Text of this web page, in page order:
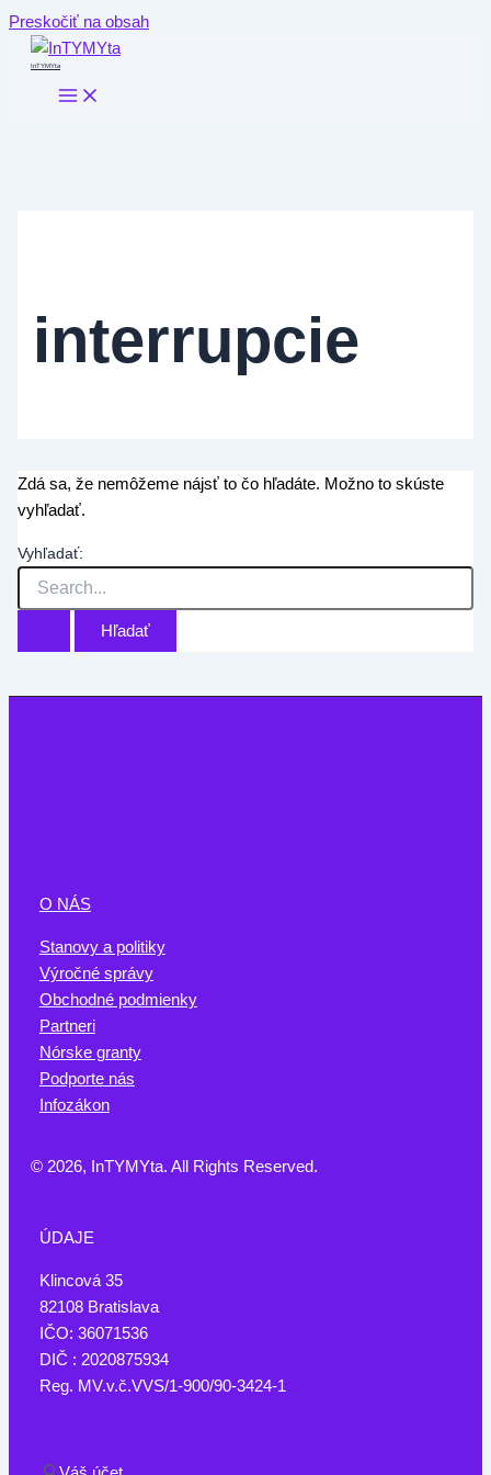
Preskočiť na obsah
InTYMYta
interrupcie
Zdá sa, že nemôžeme nájsť to čo hľadáte. Možno to skúste
vyhľadať.
Vyhľadať:
O NÁS
Stanovy a politiky
Výročné správy
Obchodné podmienky
Partneri
Nórske granty
Podporte nás
Infozákon
© 2026, InTYMYta. All Rights Reserved.
ÚDAJE
Klincová 35
82108 Bratislava
IČO: 36071536
DIČ : 2020875934
Reg. MV.v.č.VVS/1-900/90-3424-1